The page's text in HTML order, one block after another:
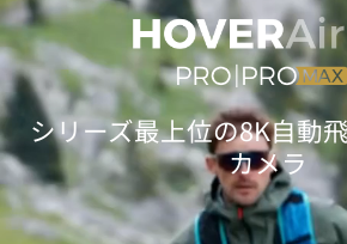
シリーズ最上位の8K自動
カメラ